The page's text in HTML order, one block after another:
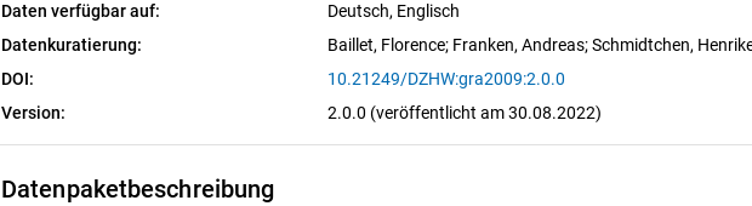
Daten verfügbar auf:
Deutsch, Englisch
Datenkuratierung:
Baillet, Florence; Franken, Andreas; Schmidtchen,
DOI:
10.21249/DZHW:gra2009:2.0.0
Version:
2.0.0 (veröffentlicht am 30.08.2022)
Datenpaketbeschreibung